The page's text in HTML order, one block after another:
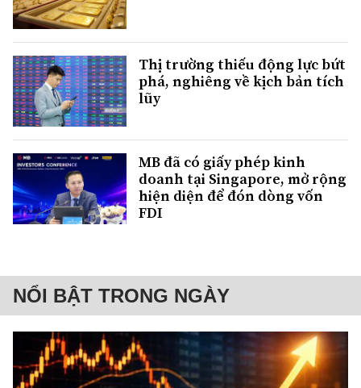
Thị trường thiếu động lực bứt
phá, nghiêng về kịch bản tích
lũy
MB đã có giấy phép kinh
doanh tại Singapore, mở rộng
hiện diện để đón dòng vốn
FDI
NỔI BẬT TRONG NGÀY